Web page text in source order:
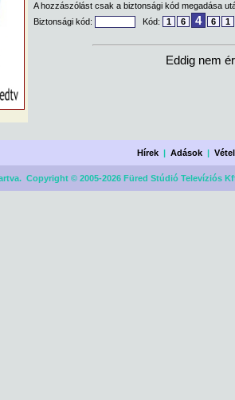
A hozzászólást csak a biztonsági kód megadása
Biztonsági kód:
Kód: 1 6 4 6 1
Eddig nem
Hírek |Adások |
Copyright © 2005-2026 Füred Stúdió Televíziós